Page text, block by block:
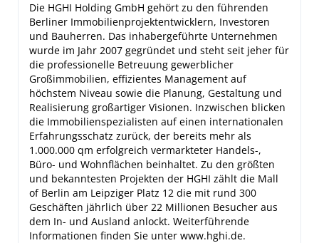
Die HGHI Holding GmbH gehört zu den führenden
Berliner Immobilienprojektentwicklern, Investoren
und Bauherren. Das inhabergeführte Unternehmen
wurde im Jahr 2007 gegründet und steht seit jeher für
die professionelle Betreuung gewerblicher
Großimmobilien, effizientes Management auf
höchstem Niveau sowie die Planung, Gestaltung und
Realisierung großartiger Visionen. Inzwischen blicken
die Immobilienspezialisten auf einen internationalen
Erfahrungsschatz zurück, der bereits mehr als
1.000.000 qm erfolgreich vermarkteter Handels-,
Büro- und Wohnflächen beinhaltet. Zu den größten
und bekanntesten Projekten der HGHI zählt die Mall
of Berlin am Leipziger Platz 12 die mit rund 300
Geschäften jährlich über 22 Millionen Besucher aus
dem In- und Ausland anlockt. Weiterführende
Informationen finden Sie unter www.hghi.de.